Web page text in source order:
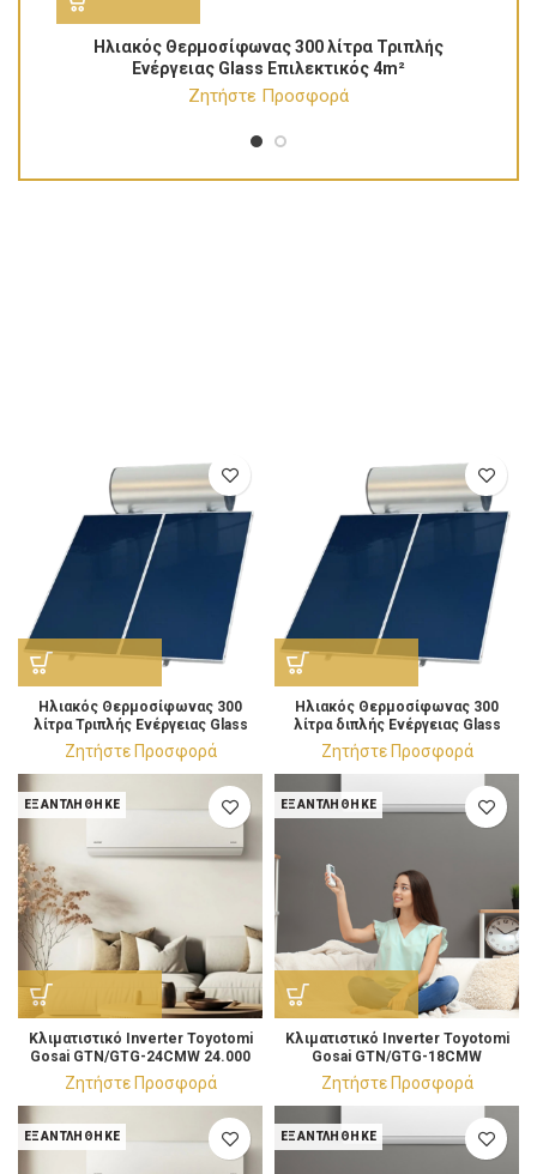
Ηλιακός Θερμοσίφωνας 300 λίτρα Τριπλής
Ενέργειας Glass Επιλεκτικός 4m²
Ζητήστε Προσφορά
Ηλιακός Θερμοσίφωνας 300
λίτρα Τριπλής Ενέργειας Glass
Επιλεκτικός 4m²
Ζητήστε Προσφορά
Ηλιακός Θερμοσίφωνας 300
λίτρα διπλής Ενέργειας Glass
Επιλεκτικός 4m²
Ζητήστε Προσφορά
ΕΞΑΝΤΛΉΘΗΚΕ
Κλιματιστικό Ιnverter Toyotomi
Gosai GTN/GTG-24CMW 24.000
BTU/h
Ζητήστε Προσφορά
ΕΞΑΝΤΛΉΘΗΚΕ
Κλιματιστικό Ιnverter Toyotomi
Gosai GTN/GTG-18CMW
Κλιματιστικό 18.000 BTU/h
Ζητήστε Προσφορά
ΕΞΑΝΤΛΉΘΗΚΕ ΕΞΑΝΤΛΉΘΗΚΕ